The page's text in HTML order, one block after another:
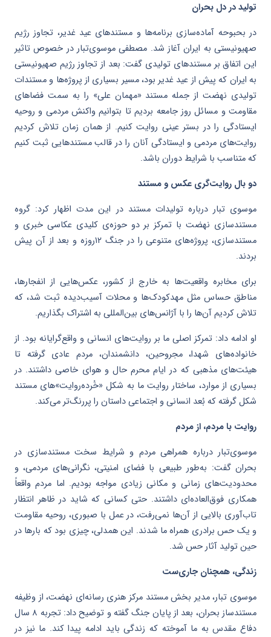
تولید در دل بحران
در بحبوحه آماده‌سازی برنامه‌ها و مستندهای عید غدیر، تجاوز رژیم
صهیونیستی به ایران آغاز شد. مصطفی موسوی‌تبار در خصوص تاثیر
این اتفاق بر مستندهای تولیدی گفت: بعد از تجاوز رژیم صهیونیستی
به ایران که پیش از عید غدیر بود، مسیر بسیاری از پروژه‌ها و مستندات
تولیدی نهضت از جمله مستند «مهمان علی» را به سمت فضاهای
مقاومت و مسائل روز جامعه بردیم تا بتوانیم واکنش مردمی و روحیه
ایستادگی را در بستر عینی روایت کنیم. از همان زمان تلاش کردیم
روایت‌های مردمی و ایستادگی آنان را در قالب مستندهایی ثبت کنیم
که متناسب با شرایط دوران باشد.
دو بال روایت‌گری عکس و مستند
موسوی تبار درباره تولیدات مستند در این مدت اظهار کرد: گروه
مستندسازی نهضت با تمرکز بر دو حوزه‌ی کلیدی عکاسی خبری و
مستندسازی، پروژه‌های متنوعی را در جنگ ۱۲روزه و بعد از آن پیش
بردند.
برای مخابره واقعیت‌ها به خارج از کشور، عکس‌هایی از انفجارها،
مناطق حساس مثل مهدکودک‌ها و محلات آسیب‌دیده ثبت شد، که
تلاش کردیم آن‌ها را با آژانس‌های بین‌المللی به اشتراک بگذاریم.
او ادامه داد: تمرکز اصلی ما بر روایت‌های انسانی و واقع‌گرایانه‌ بود. از
خانواده‌های شهدا، مجروحین، دانشمندان، مردم عادی گرفته تا
هیئت‌های مذهبی که در ایام محرم حال و هوای خاصی داشتند. در
بسیاری از موارد، ساختار روایت ما به شکل «خُرده‌روایت»های مستند
شکل گرفته که بُعد انسانی و اجتماعی داستان را پررنگ‌تر می‌کند.
روایت با مردم، از مردم
موسوی‌تبار درباره همراهی مردم و شرایط سخت مستندسازی در
بحران گفت: به‌طور طبیعی با فضای امنیتی، نگرانی‌های مردمی، و
محدودیت‌های زمانی و مکانی زیادی مواجه بودیم. اما مردم واقعاً
همکاری فوق‌العاده‌ای داشتند. حتی کسانی که شاید در ظاهر انتظار
تاب‌آوری بالایی از آن‌ها نمی‌رفت، در عمل با صبوری، روحیه مقاومت
و یک حس برادری همراه ما شدند. این همدلی، چیزی بود که بارها در
حین تولید آثار حس شد.
زندگی، همچنان جاری‌ست
موسوی تبار، مدیر بخش مستند مرکز هنری رسانه‌ای نهضت، از وظیفه
مستندساز بحران، بعد از پایان جنگ گفته و توضیح داد: تجربه ۸ سال
دفاع مقدس به ما آموخته که زندگی باید ادامه پیدا کند. ما نیز در